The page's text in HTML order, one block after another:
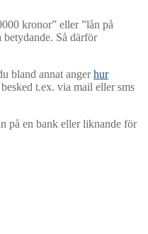
kronor” eller ”lån på
Så därför
bland annat angerhur
t.ex. via mail eller sms
på en bank eller liknande för